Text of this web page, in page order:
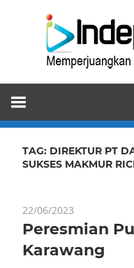
Memperjuangkan
Keadilan
dan
Kebenaran
TAG: DIREKTUR PT
SUKSES MAKMUR
22/06/2023
Peresmian
Karawang